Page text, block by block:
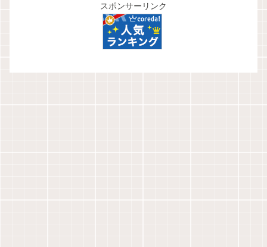
スポンサーリンク